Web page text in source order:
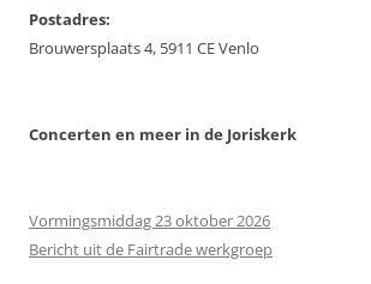
Postadres:
Brouwersplaats 4, 5911 CE Venlo
Concerten en meer in de Joriskerk
Vormingsmiddag 23 oktober 2026
Bericht uit de Fairtrade werkgroep